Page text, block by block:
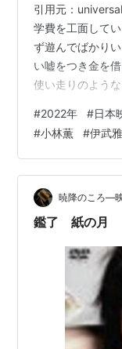
引用元：
学費を工面して
ず遊んでばかり
い嘘をつき金を
使い走りのよう
と、その仕事を
の事故をきっか
ず、日々の忙し
イン学校の友人
こでデザイナー
バスが出る横浜
#2022年 #日本
#小林薫 #伊武
暁降のころ―
鑑了 紙の月